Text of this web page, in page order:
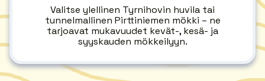
Valitse ylellinen Tyrnihovin huvila tai
tunnelmallinen Pirttiniemen mökki – ne
tarjoavat mukavuudet kevät-, kesä- ja
syyskauden mökkeilyyn.